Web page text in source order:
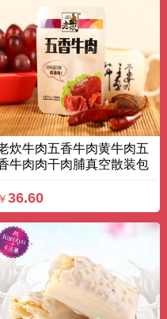
炊牛肉五香牛肉黄牛肉五
牛肉肉干肉脯真空散装包
￥36.60